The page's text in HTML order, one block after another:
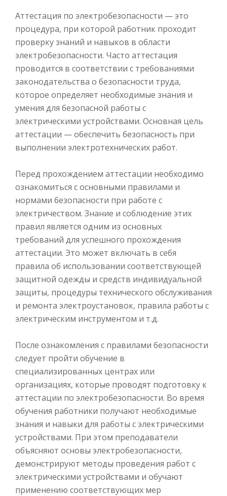
Аттестация по электробезопасности — это
процедура, при которой работник проходит
проверку знаний и навыков в области
электробезопасности. Часто аттестация
проводится в соответствии с требованиями
законодательства о безопасности труда,
которое определяет необходимые знания и
умения для безопасной работы с
электрическими устройствами. Основная цель
аттестации — обеспечить безопасность при
выполнении электротехнических работ.
Перед прохождением аттестации необходимо
ознакомиться с основными правилами и
нормами безопасности при работе с
электричеством. Знание и соблюдение этих
правил является одним из основных
требований для успешного прохождения
аттестации. Это может включать в себя
правила об использовании соответствующей
защитной одежды и средств индивидуальной
защиты, процедуры технического обслуживания
и ремонта электроустановок, правила работы с
электрическим инструментом и т.д.
После ознакомления с правилами безопасности
следует пройти обучение в
специализированных центрах или
организациях, которые проводят подготовку к
аттестации по электробезопасности. Во время
обучения работники получают необходимые
знания и навыки для работы с электрическими
устройствами. При этом преподаватели
объясняют основы электробезопасности,
демонстрируют методы проведения работ с
электрическими устройствами и обучают
применению соответствующих мер